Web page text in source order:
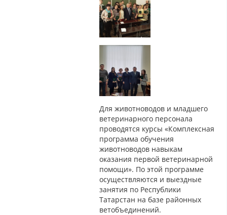
Для животноводов и младшего
ветеринарного персонала
проводятся курсы «Комплексная
программа обучения
животноводов навыкам
оказания первой ветеринарной
помощи». По этой программе
осуществляются и выездные
занятия по Республики
Татарстан на базе районных
ветобъединений.